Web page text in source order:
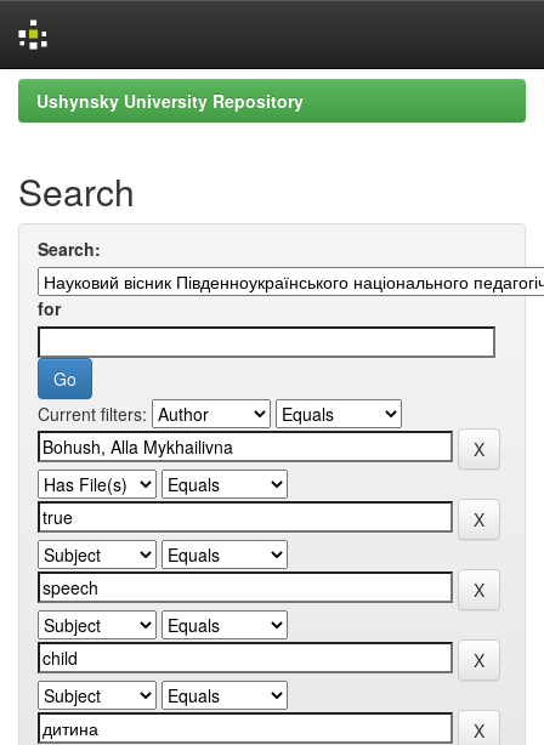
Skip
navigation
Ushynsky University Repository
Search
Search:
for
Current filters: